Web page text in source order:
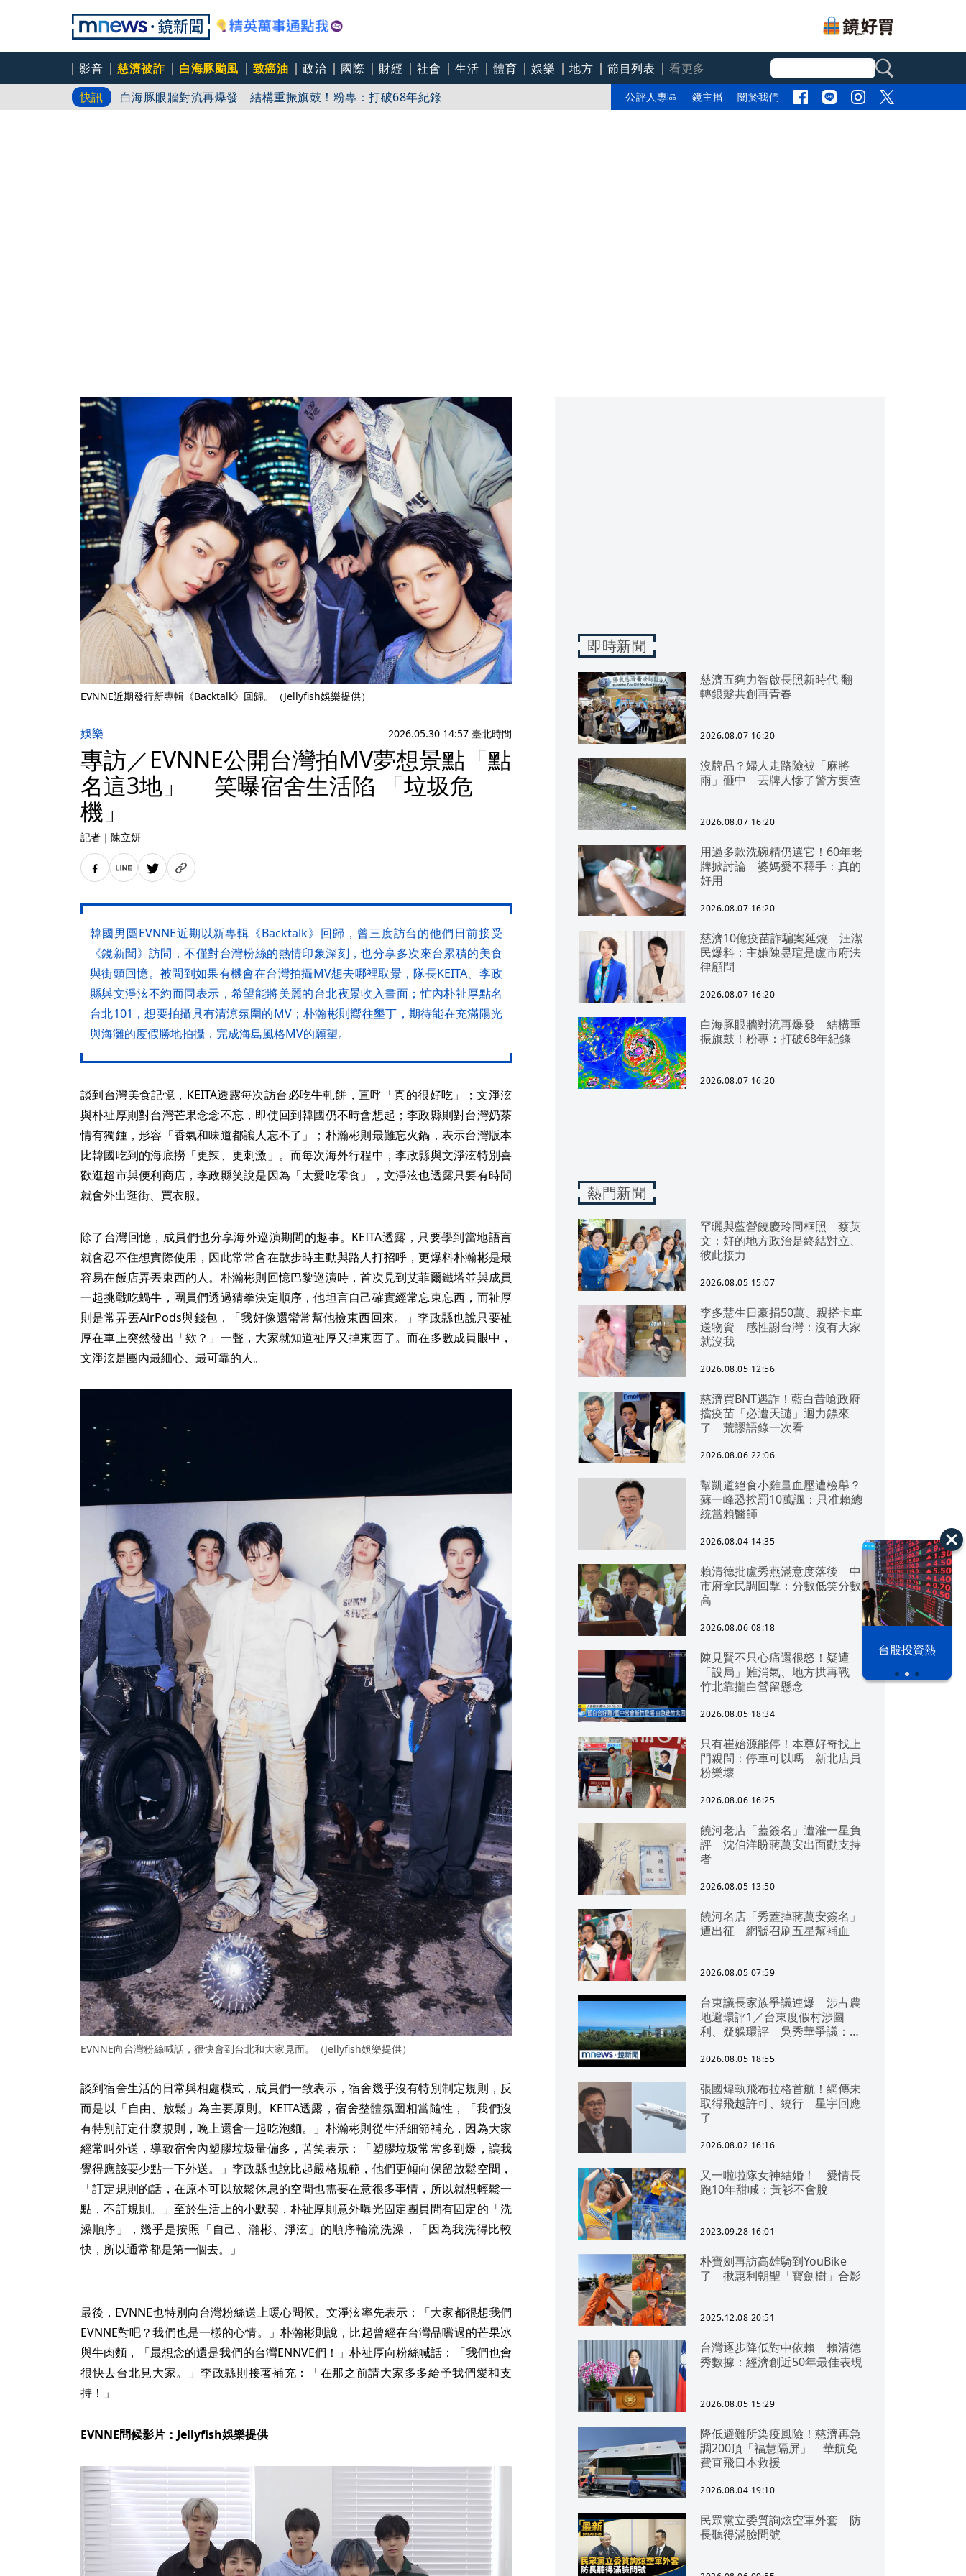
影音 慈濟被詐 白海豚颱風 致癌油 政治 國際 財經 社會 生活 體育 娛樂 地方 節目列表
看更多
快訊
白海豚眼牆對流再爆發 結構重振旗鼓！粉專：打破68年紀錄
買疫苗遭詐10億 慈濟最新3點聲明：將依法求償、捍衛捐款權益
公評人專區 鏡主播 關於我們
漢光42演習 台股投資熱
EVNNE近期發行新專輯《Backtalk》回歸。（Jellyfish娛樂提供）
娛樂 2026.05.30 14:57 臺北時間
專訪／EVNNE公開台灣拍MV夢想景點「點
名這3地」 笑曝宿舍生活陷 「垃圾危
機」
記者 ｜ 陳立妍
韓國男團EVNNE近期以新專輯《Backtalk》回歸，曾三度訪台的他們日前接受
《鏡新聞》訪問，不僅對台灣粉絲的熱情印象深刻，也分享多次來台累積的美食
與街頭回憶。被問到如果有機會在台灣拍攝MV想去哪裡取景，隊長KEITA、李政
縣與文淨泫不約而同表示，希望能將美麗的台北夜景收入畫面；忙內朴祉厚點名
台北101，想要拍攝具有清涼氛圍的MV；朴瀚彬則嚮往墾丁，期待能在充滿陽光
與海灘的度假勝地拍攝，完成海島風格MV的願望。
談到台灣美食記憶，KEITA透露每次訪台必吃牛軋餅，直呼「真的很好吃」；文淨泫
與朴祉厚則對台灣芒果念念不忘，即使回到韓國仍不時會想起；李政縣則對台灣奶茶
情有獨鍾，形容「香氣和味道都讓人忘不了」；朴瀚彬則最難忘火鍋，表示台灣版本
比韓國吃到的海底撈「更辣、更刺激」。而每次海外行程中，李政縣與文淨泫特別喜
歡逛超市與便利商店，李政縣笑說是因為「太愛吃零食」，文淨泫也透露只要有時間
就會外出逛街、買衣服。
除了台灣回憶，成員們也分享海外巡演期間的趣事。KEITA透露，只要學到當地語言
就會忍不住想實際使用，因此常常會在散步時主動與路人打招呼，更爆料朴瀚彬是最
容易在飯店弄丟東西的人。朴瀚彬則回憶巴黎巡演時，首次見到艾菲爾鐵塔並與成員
一起挑戰吃蝸牛，團員們透過猜拳決定順序，他坦言自己確實經常忘東忘西，而祉厚
則是常弄丟AirPods與錢包，「我好像還蠻常幫他撿東西回來。」李政縣也說只要祉
厚在車上突然發出「欸？」一聲，大家就知道祉厚又掉東西了。而在多數成員眼中，
文淨泫是團內最細心、最可靠的人。
EVNNE向台灣粉絲喊話，很快會到台北和大家見面。（Jellyfish娛樂提供）
談到宿舍生活的日常與相處模式，成員們一致表示，宿舍幾乎沒有特別制定規則，反
而是以「自由、放鬆」為主要原則。KEITA透露，宿舍整體氛圍相當隨性，「我們沒
有特別訂定什麼規則，晚上還會一起吃泡麵。」朴瀚彬則從生活細節補充，因為大家
經常叫外送，導致宿舍內塑膠垃圾量偏多，苦笑表示：「塑膠垃圾常常多到爆，讓我
覺得應該要少點一下外送。」李政縣也說比起嚴格規範，他們更傾向保留放鬆空間，
「訂定規則的話，在原本可以放鬆休息的空間也需要在意很多事情，所以就想輕鬆一
點，不訂規則。」至於生活上的小默契，朴祉厚則意外曝光固定團員間有固定的「洗
澡順序」，幾乎是按照「自己、瀚彬、淨泫」的順序輪流洗澡，「因為我洗得比較
快，所以通常都是第一個去。」
最後，EVNNE也特別向台灣粉絲送上暖心問候。文淨泫率先表示：「大家都很想我們
EVNNE對吧？我們也是一樣的心情。」朴瀚彬則說，比起曾經在台灣品嚐過的芒果冰
與牛肉麵，「最想念的還是我們的台灣ENNVE們！」朴祉厚向粉絲喊話：「我們也會
很快去台北見大家。」李政縣則接著補充：「在那之前請大家多多給予我們愛和支
持！」
EVNNE問候影片：Jellyfish娛樂提供
即時新聞
慈濟五夠力智啟長照新時代 翻
轉銀髮共創再青春
2026.08.07 16:20
沒牌品？婦人走路險被「麻將
雨」砸中 丟牌人慘了警方要查
2026.08.07 16:20
用過多款洗碗精仍選它！60年老
牌掀討論 婆媽愛不釋手：真的
好用
2026.08.07 16:20
慈濟10億疫苗詐騙案延燒 汪潔
民爆料：主嫌陳昱瑄是盧市府法
律顧問
2026.08.07 16:20
白海豚眼牆對流再爆發 結構重
振旗鼓！粉專：打破68年紀錄
2026.08.07 16:20
熱門新聞
罕曬與藍營饒慶玲同框照 蔡英
文：好的地方政治是終結對立、
彼此接力
2026.08.05 15:07
李多慧生日豪捐50萬、親搭卡車
送物資 感性謝台灣：沒有大家
就沒我
2026.08.05 12:56
慈濟買BNT遇詐！藍白昔嗆政府
擋疫苗「必遭天譴」迴力鏢來
了 荒謬語錄一次看
2026.08.06 22:06
幫凱道絕食小雞量血壓遭檢舉？
蘇一峰恐挨罰10萬諷：只准賴總
統當賴醫師
2026.08.04 14:35
賴清德批盧秀燕滿意度落後 中
市府拿民調回擊：分數低笑分數
高
2026.08.06 08:18
陳見賢不只心痛還很怒！疑遭
「設局」難消氣、地方拱再戰
竹北靠攏白營留懸念
2026.08.05 18:34
只有崔始源能停！本尊好奇找上
門親問：停車可以嗎 新北店員
粉樂壞
2026.08.06 16:25
饒河老店「蓋簽名」遭灌一星負
評 沈伯洋盼蔣萬安出面勸支持
者
2026.08.05 13:50
饒河名店「秀蓋掉蔣萬安簽名」
遭出征 網號召刷五星幫補血
2026.08.05 07:59
台東議長家族爭議連爆 涉占農
地避環評1／台東度假村涉圖
利、疑躲環評 吳秀華爭議：概
2026.08.05 18:55
張國煒執飛布拉格首航！網傳未
取得飛越許可、繞行 星宇回應
了
2026.08.02 16:16
又一啦啦隊女神結婚！ 愛情長
跑10年甜喊：黃衫不會脫
2023.09.28 16:01
朴寶劍再訪高雄騎到YouBike
了 揪惠利朝聖「寶劍樹」合影
2025.12.08 20:51
台灣逐步降低對中依賴 賴清德
秀數據：經濟創近50年最佳表現
2026.08.05 15:29
降低避難所染疫風險！慈濟再急
調200頂「福慧隔屏」 華航免
費直飛日本救援
2026.08.04 19:10
民眾黨立委質詢炫空軍外套 防
長聽得滿臉問號